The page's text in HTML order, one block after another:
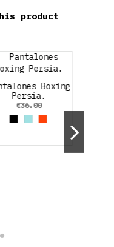
product
Boxing
Persia.
€36.00
BlackAzul cielo
Orange